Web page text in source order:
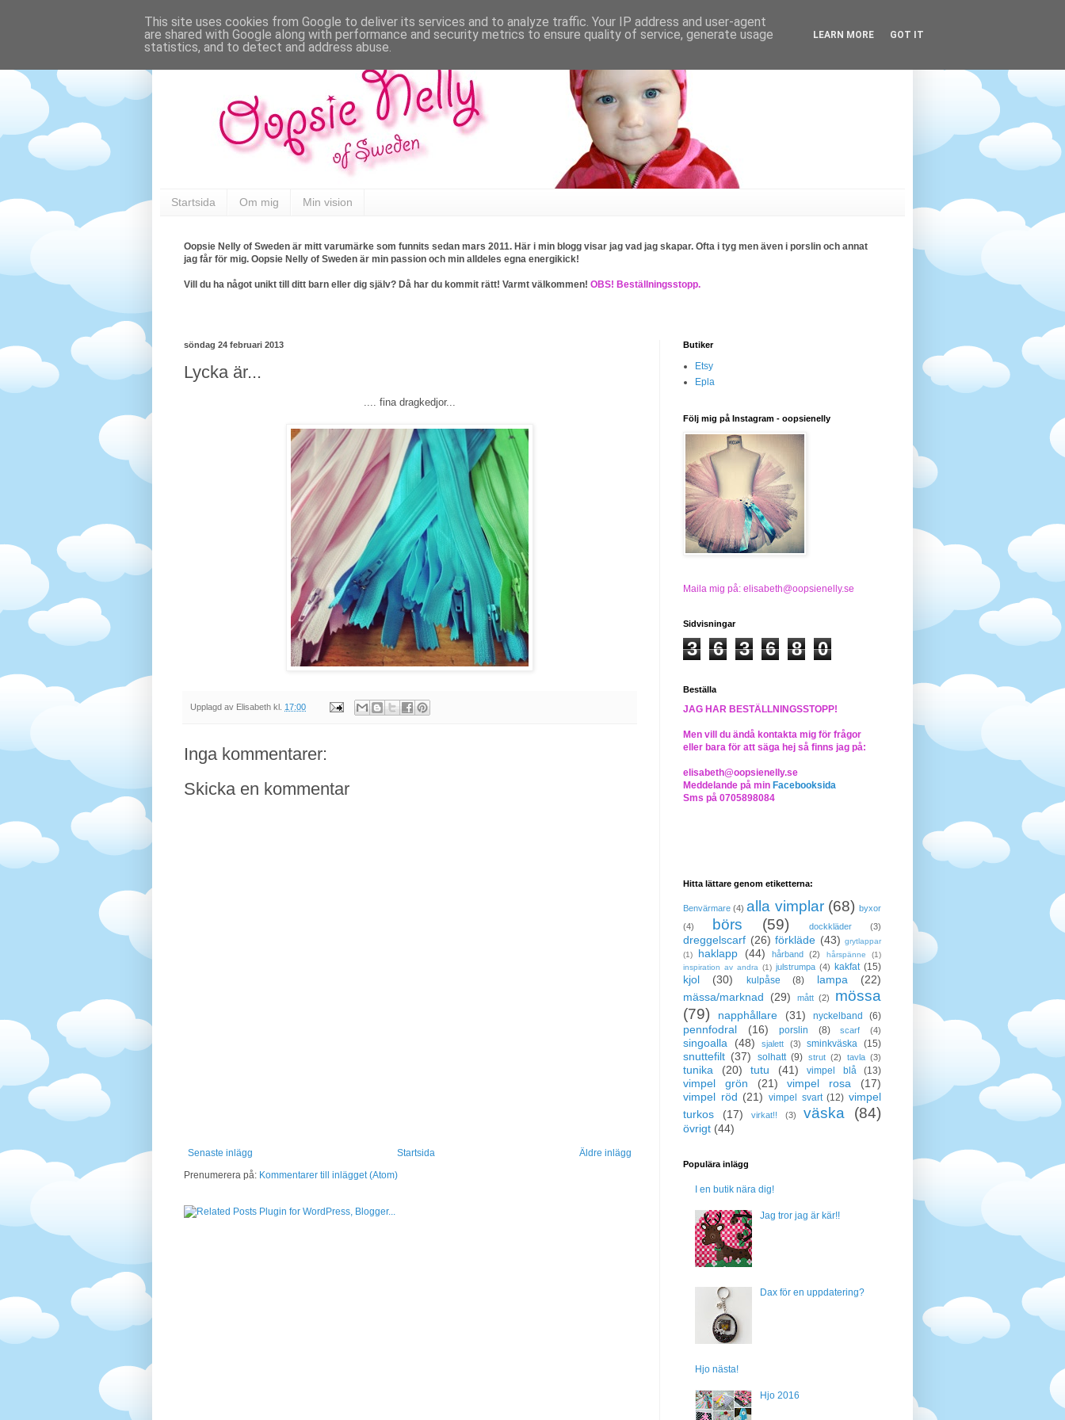
Startsida Om mig Min vision
Oopsie Nelly of Sweden är mitt varumärke som funnits sedan mars 2011. Här i min blogg visar jag vad jag skapar. Ofta i tyg men även i porslin och annat
jag får för mig. Oopsie Nelly of Sweden är min passion och min alldeles egna energikick!
Vill du ha något unikt till ditt barn eller dig själv? Då har du kommit rätt! Varmt välkommen! OBS! Beställningsstopp.
söndag 24 februari 2013
Lycka är...
.... fina dragkedjor...
Upplagd av Elisabeth kl. 17:00
Inga kommentarer:
Skicka en kommentar
Senaste inlägg Äldre inlägg
Startsida
Prenumerera på: Kommentarer till inlägget (Atom)
Butiker
Etsy
Epla
Följ mig på Instagram - oopsienelly
Maila mig på: elisabeth@oopsienelly.se
Sidvisningar
3 6 3 6 8 0
Beställa
JAG HAR BESTÄLLNINGSSTOPP!
Men vill du ändå kontakta mig för frågor
eller bara för att säga hej så finns jag på:
elisabeth@oopsienelly.se
Meddelande på min Facebooksida
Sms på 0705898084
Hitta lättare genom etiketterna:
Benvärmare (4) alla vimplar (68) byxor
(4)
börs (59) dockkläder (3)
dreggelscarf (26) förkläde (43) grytlappar
(1)
haklapp (44) hårband (2) hårspänne
(1)
inspiration av andra (1) julstrumpa (4) kakfat (15)
kjol (30) kulpåse (8) lampa
(22)
mässa/marknad
(29) mått (2)
mössa
(79)
napphållare (31) nyckelband (6)
pennfodral (16) porslin (8) scarf (4)
singoalla (48) sjalett (3) sminkväska (15)
snuttefilt (37) solhatt (9) strut (2) tavla (3)
tunika (20) tutu (41) vimpel blå (13)
vimpel grön (21) vimpel rosa
(17)
vimpel röd (21) vimpel svart (12) vimpel
turkos
(17) virkat!! (3) väska (84)
övrigt (44)
Populära inlägg
I en butik nära dig!
Jag tror jag är kär!!
Dax för en uppdatering?
Hjo nästa!
Hjo 2016
This site uses cookies from Google to deliver its services and to analyze traffic. Your IP address and user-agent
are shared with Google along with performance and security metrics to ensure quality of service, generate usage
statistics, and to detect and address abuse.
LEARN MORE GOT IT